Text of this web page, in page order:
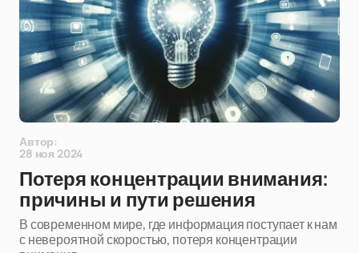
Автор:
28 ноя 2024
Потеря концентрации внимания:
причины и пути решения
В современном мире, где информация поступает к нам
с невероятной скоростью, потеря концентрации